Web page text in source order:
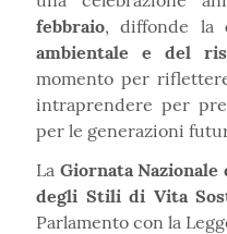
febbraio, diffonde la
ambientale e del
momento per
intraprendere per
per le generazioni
La Giornata
degli Stili di Vita
Parlamento con la